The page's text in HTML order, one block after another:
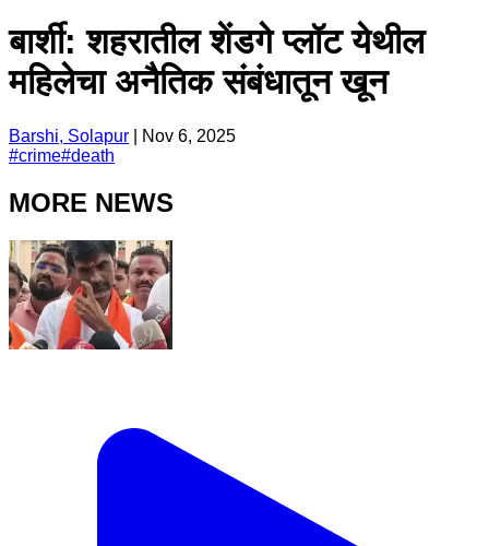
बार्शी: शहरातील शेंडगे प्लॉट येथील
महिलेचा अनैतिक संबंधातून खून
Barshi, Solapur
Nov 6, 2025
#crime#death
MORE NEWS